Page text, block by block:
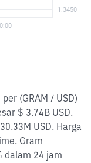
(GRAM / USD)
$ 3.74B USD.
USD. Harga
Gram
dalam 24 jam